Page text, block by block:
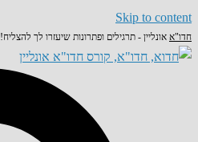
Skip to content
חדו"א אונליין - תרגילים ופתרונות שיעזרו לך להצליח!